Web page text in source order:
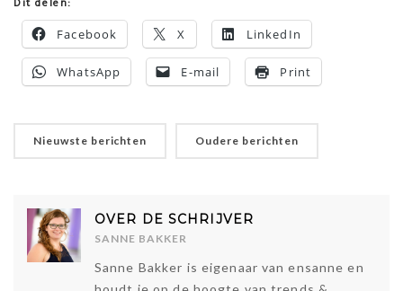
Dit delen:
Facebook X LinkedIn
WhatsApp E-mail Print
Nieuwste berichten Oudere berichten
OVER DE SCHRIJVER
SANNE BAKKER
Sanne Bakker is eigenaar van ensanne en